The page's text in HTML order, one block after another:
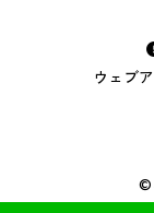
ウェブ
©